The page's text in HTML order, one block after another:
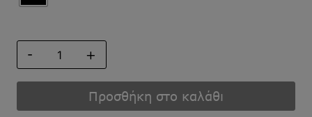
ποσότητα
Προσθήκη στο καλάθι